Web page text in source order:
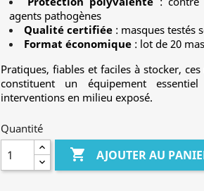
agents pathogènes
Qualité certifiée : masques testés
Format économique : lot de 20
Pratiques, fiables et faciles à stocker,
constituent un équipement
interventions en milieu exposé.
Quantité
 AJOUTER AU